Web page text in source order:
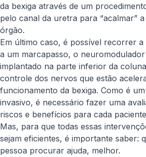
da bexiga através de um
pelo canal da uretra para “acalmar”
órgão.
Em último caso, é possível recorrer
a um marcapasso, o
implantado na parte inferior da
controle dos nervos que estão
funcionamento da bexiga. Como é
invasivo, é necessário fazer uma
riscos e benefícios para cada
Mas, para que todas essas
sejam eficientes, é importante saber:
pessoa procurar ajuda, melhor.